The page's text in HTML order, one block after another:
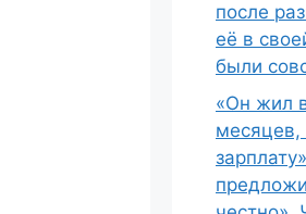
после
её в
были
«Он жил
месяцев,